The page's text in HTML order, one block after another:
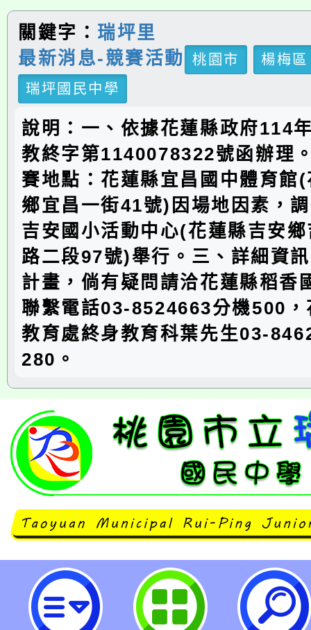
關鍵字： 瑞坪里
最新消息-競賽活動
桃園市
楊梅區
瑞坪國民中學
說明：一、依據花蓮縣政府114
教終字第1140078322號函辦理
賽地點：花蓮縣宜昌國中體育館
鄉宜昌一街41號)因場地因素，
吉安國小活動中心(花蓮縣吉安
路二段97號)舉行。三、詳細資
計畫，倘有疑問請洽花蓮縣稻香
聯繫電話03-8524663分機500，
教育處終身教育科葉先生03-
280。
neilrpjhstyc網站設計者：徐嘉